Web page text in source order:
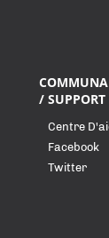
/ SUPPORT
Centre
Facebook
Twitter